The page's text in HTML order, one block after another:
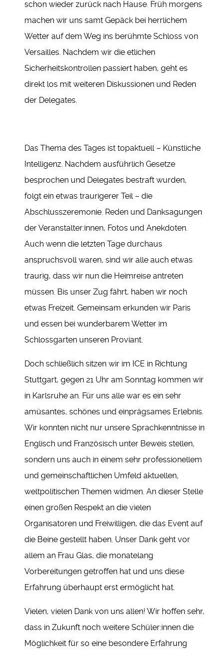
schon wieder zurück nach Hause. Früh morgens
machen wir uns samt Gepäck bei herrlichem
Wetter auf dem Weg ins berühmte Schloss von
Versailles. Nachdem wir die etlichen
Sicherheitskontrollen passiert haben, geht es
direkt los mit weiteren Diskussionen und Reden
der Delegates.
Das Thema des Tages ist topaktuell – Künstliche
Intelligenz. Nachdem ausführlich Gesetze
besprochen und Delegates bestraft wurden,
folgt ein etwas traurigerer Teil – die
Abschlusszeremonie. Reden und Danksagungen
der Veranstalter:innen, Fotos und Anekdoten.
Auch wenn die letzten Tage durchaus
anspruchsvoll waren, sind wir alle auch etwas
traurig, dass wir nun die Heimreise antreten
müssen. Bis unser Zug fährt, haben wir noch
etwas Freizeit. Gemeinsam erkunden wir Paris
und essen bei wunderbarem Wetter im
Schlossgarten unseren Proviant.
Doch schließlich sitzen wir im ICE in Richtung
Stuttgart, gegen 21 Uhr am Sonntag kommen wir
in Karlsruhe an. Für uns alle war es ein sehr
amüsantes, schönes und einprägsames Erlebnis.
Wir konnten nicht nur unsere Sprachkenntnisse in
Englisch und Französisch unter Beweis stellen,
sondern uns auch in einem sehr professionellem
und gemeinschaftlichen Umfeld aktuellen,
weltpolitischen Themen widmen. An dieser Stelle
einen großen Respekt an die vielen
Organisatoren und Freiwilligen, die das Event auf
die Beine gestellt haben. Unser Dank geht vor
allem an Frau Glas, die monatelang
Vorbereitungen getroffen hat und uns diese
Erfahrung überhaupt erst ermöglicht hat.
Vielen, vielen Dank von uns allen! Wir hoffen sehr,
dass in Zukunft noch weitere Schüler:innen die
Möglichkeit für so eine besondere Erfahrung